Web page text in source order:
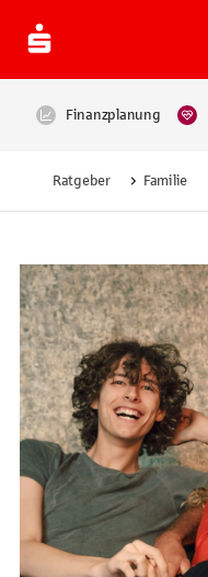
Finanzplanung
Ratgeber Familie